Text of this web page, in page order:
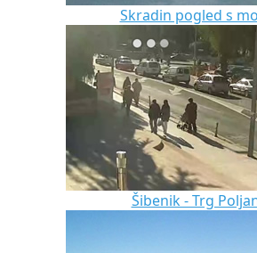
Skradin pogled s
Šibenik - Trg